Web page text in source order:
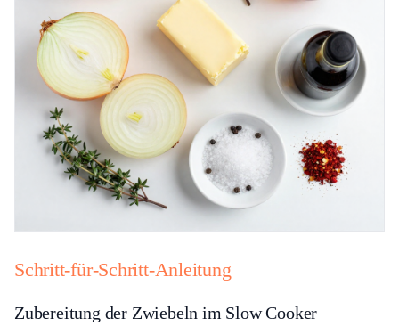
Schritt-für-Schritt-Anleitung
Zubereitung der Zwiebeln im Slow Cooker